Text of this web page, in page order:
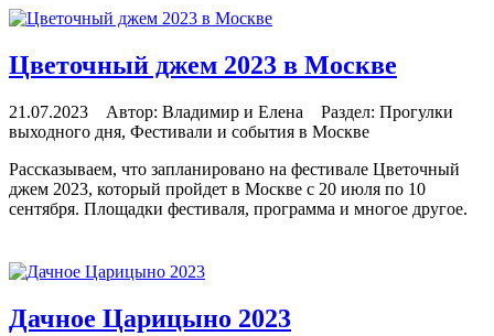
Цветочный джем 2023 в Москве
21.07.2023 Автор: Владимир и Елена Раздел: Прогулки
выходного дня, Фестивали и события в Москве
Рассказываем, что запланировано на фестивале Цветочный
джем 2023, который пройдет в Москве с 20 июля по 10
сентября. Площадки фестиваля, программа и многое другое.
Дачное Царицыно 2023